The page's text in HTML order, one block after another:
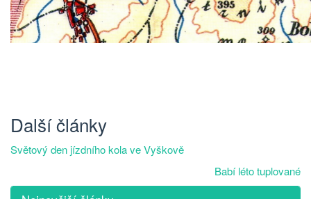
Další články
Světový den jízdního kola ve Vyškově
Babí léto tuplované